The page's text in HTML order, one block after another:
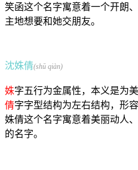
笑函这个名字寓意着一个开朗
主地想要和她交朋友。
沈姝倩(shū qiàn)
姝字五行为金属性，本义是为
倩字字型结构为左右结构，形
姝倩这个名字寓意着美丽动人
的名字。